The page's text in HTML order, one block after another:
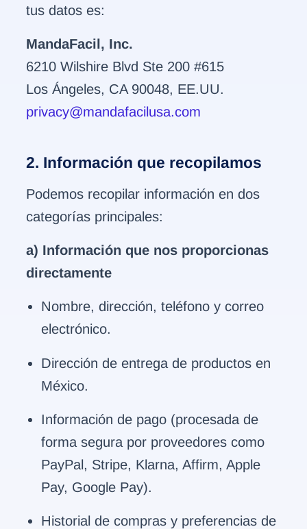
tus datos es:
MandaFacil, Inc.
6210 Wilshire Blvd Ste 200 #615
Los Ángeles, CA 90048, EE.UU.
privacy@mandafacilusa.com
2. Información que recopilamos
Podemos recopilar información en dos
categorías principales:
a) Información que nos proporcionas
directamente
Nombre, dirección, teléfono y correo
electrónico.
Dirección de entrega de productos en
México.
Información de pago (procesada de
forma segura por proveedores como
PayPal, Stripe, Klarna, Affirm, Apple
Pay, Google Pay).
Historial de compras y preferencias de